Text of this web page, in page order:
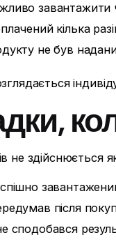
завантажити
кілька
не був
не здійснюється
після
сподобався